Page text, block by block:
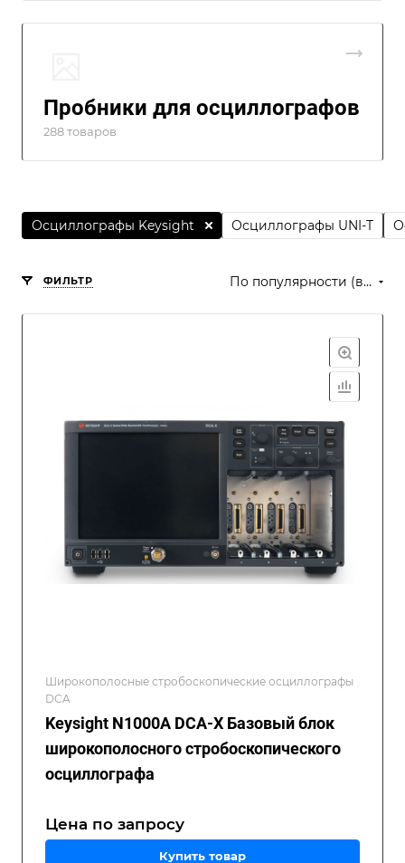
Пробники для осциллографов
288 товаров
Осциллографы UNI-T
Осциллографы Keysight
ФИЛЬТР По популярности (возрастание)
Широкополосные стробоскопические осциллографы
DCA
Keysight N1000A DCA-X Базовый блок
широкополосного стробоскопического
осциллографа
Цена по запросу
Купить товар